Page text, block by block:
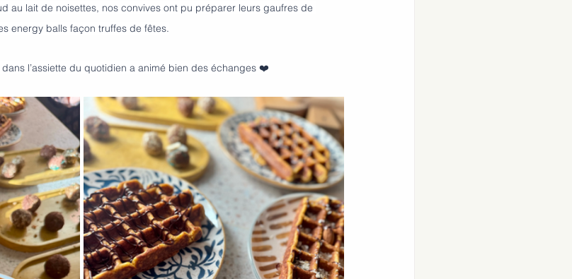
au lait de noisettes, nos convives ont pu préparer leurs gaufres de
energy balls façon truffes de fêtes.
l’assiette du quotidien a animé bien des échanges ❤️